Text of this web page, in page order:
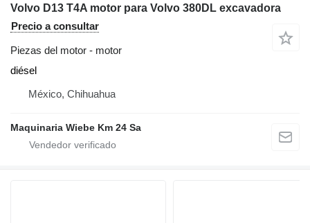
Volvo D13 T4A motor para Volvo 380DL excavadora
Precio a consultar
Piezas del motor - motor
diésel
México, Chihuahua
Maquinaria Wiebe Km 24 Sa